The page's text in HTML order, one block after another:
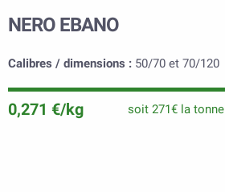
NERO EBANO
Calibres / dimensions : 50/70 et 70/120
0,271 €/kg soit 271€ la tonne